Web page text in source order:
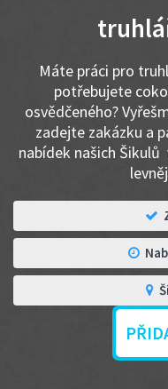
Máte práci pro
potřebujete
osvědčeného?
zadejte zakázku a
nabídek našich